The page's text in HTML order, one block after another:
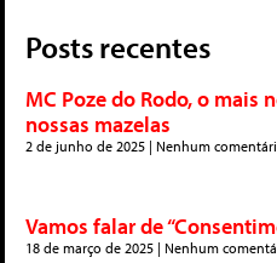
Posts recentes
MC Poze do Rodo, o mais
nossas mazelas
2 de junho de 2025 Nenhum
Vamos falar de
18 de março de 2025 Nenhum